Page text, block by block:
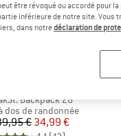
Backpack 28
group
dos de randonnée
Prix
€Prix réduit
34,99 €
être révoqué ou accordé pour
inférieure de notre site. Vous
dans notredéclaration de